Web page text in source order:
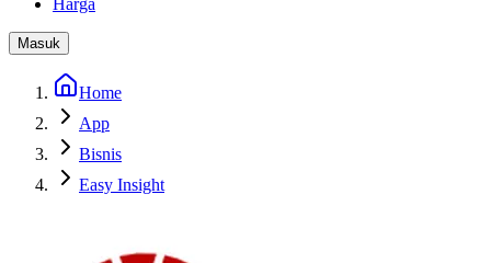
Harga
Masuk
Home
App
Bisnis
Easy Insight